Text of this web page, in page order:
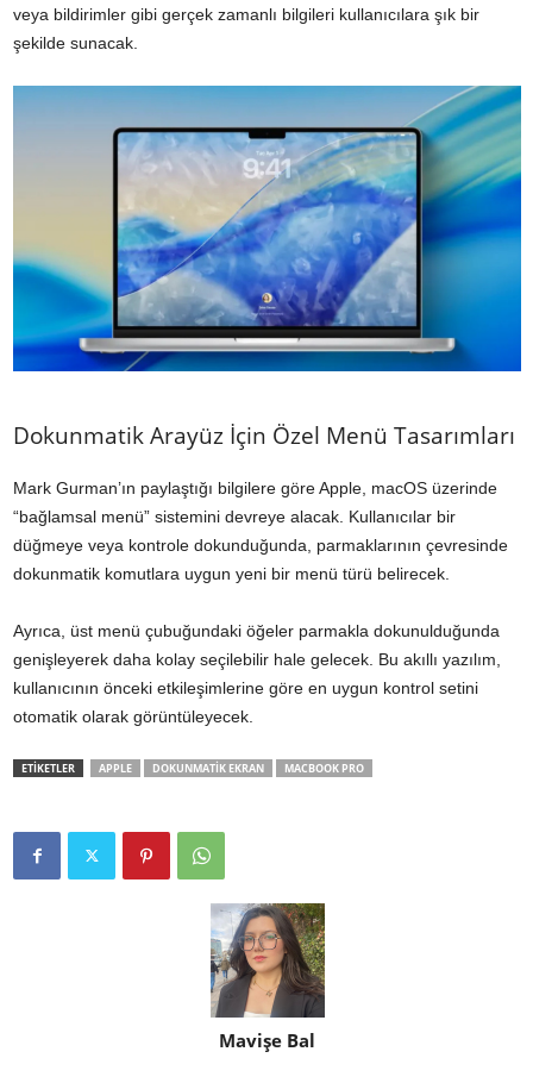
veya bildirimler gibi gerçek zamanlı bilgileri kullanıcılara şık bir
şekilde sunacak.
Dokunmatik Arayüz İçin Özel Menü Tasarımları
Mark Gurman’ın paylaştığı bilgilere göre Apple, macOS üzerinde
“bağlamsal menü” sistemini devreye alacak. Kullanıcılar bir
düğmeye veya kontrole dokunduğunda, parmaklarının çevresinde
dokunmatik komutlara uygun yeni bir menü türü belirecek.
Ayrıca, üst menü çubuğundaki öğeler parmakla dokunulduğunda
genişleyerek daha kolay seçilebilir hale gelecek. Bu akıllı yazılım,
kullanıcının önceki etkileşimlerine göre en uygun kontrol setini
otomatik olarak görüntüleyecek.
ETİKETLER APPLE DOKUNMATIK EKRAN MACBOOK PRO
Mavişe Bal